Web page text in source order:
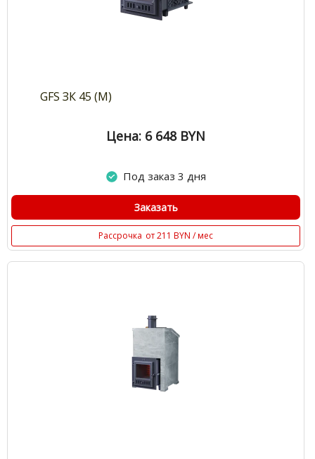
GFS ЗК 45 (М)
Цена: 6 648 BYN
Под заказ 3 дня
Заказать
Рассрочка от 211 BYN / мес